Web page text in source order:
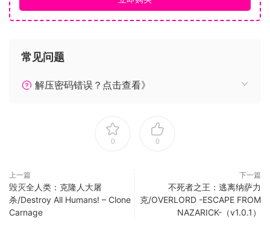
在遥远的阿希尔大陆，屹立着三个庞然大物；扎尔加，拥有着
了地震，世界顿时陷入黑暗，整支队伍都陷入了绝境。
这时一道光束从天而降，女武神从其中走出；为了让勇士们不
亡，但却比想象中凶险百倍。一方面为了生存，一方面为了找
到世界的守护者，成为世界的中心，勇士们不得不在这个全新
游戏特点
三种职业：挥舞利剑，燃烧怒火的斥候；蓄势待发，箭雨淋
常见问题
解压密码错误？点击查看》
0 0
上一篇
毁灭全人类：克隆人大屠
杀/Destroy All Humans! – Clone
Carnage
下一篇
不死者之王：逃离纳萨力
克/OVERLORD -ESCAPE FROM
NAZARICK-（v1.0.1）